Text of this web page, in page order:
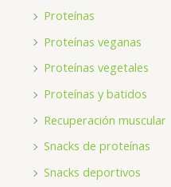
Proteínas
Proteínas veganas
Proteínas vegetales
Proteínas y batidos
Recuperación muscular
Snacks de proteínas
Snacks deportivos